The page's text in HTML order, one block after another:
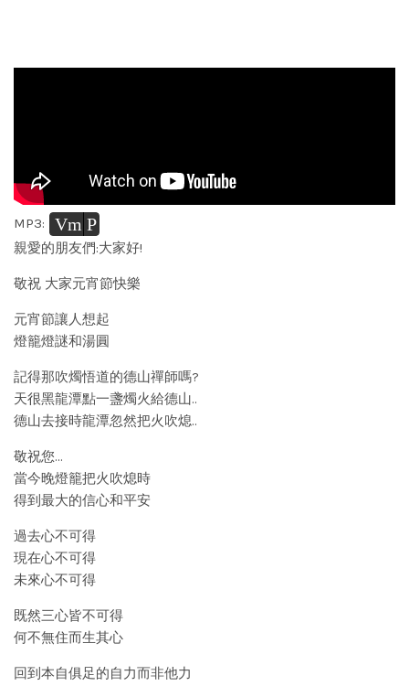
MP3: Vm P
親愛的朋友們:大家好!
敬祝 大家元宵節快樂
元宵節讓人想起
燈籠燈謎和湯圓
記得那吹燭悟道的德山禪師嗎?
天很黑龍潭點一盞燭火給德山..
德山去接時龍潭忽然把火吹熄..
敬祝您…
當今晚燈籠把火吹熄時
得到最大的信心和平安
過去心不可得
現在心不可得
未來心不可得
既然三心皆不可得
何不無住而生其心
回到本自俱足的自力而非他力